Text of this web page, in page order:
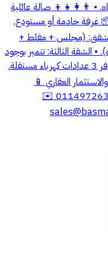
• 👨‍👩‍👧‍👦 صالة عائلية
• 📦 غرفة خادمة أو مستودع.
شقق): • نظام الشقق: (مجلس + مقلط +
+ 2 دورات مياه). • الشقة الثالثة: تتميز بوجود
سطح إضافي مع دورة مياه. • ⚡ الخدمات: توفر 3 عدادات كهرباء مستقلة.
العقاري 📱